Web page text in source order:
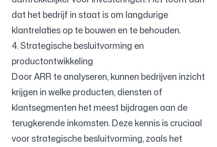
dat het bedrijf in staat is om langdurige
klantrelaties op te bouwen en te behouden.
4. Strategische besluitvorming en
productontwikkeling
Door ARR te analyseren, kunnen bedrijven inzicht
krijgen in welke producten, diensten of
klantsegmenten het meest bijdragen aan de
terugkerende inkomsten. Deze kennis is cruciaal
voor strategische besluitvorming, zoals het